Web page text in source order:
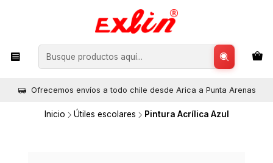
Ofrecemos envíos a todo chile desde Arica a Punta Arenas
Inicio Útiles escolares Pintura Acrílica Azul